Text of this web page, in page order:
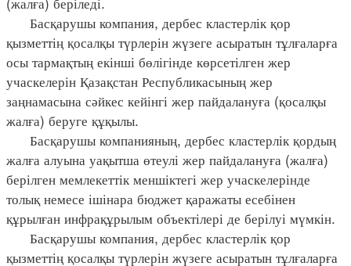
Басқарушы компания, дербес кластерлік қор
қызметтің қосалқы түрлерін жүзеге асыратын тұлғаларға
осы тармақтың екінші бөлігінде көрсетілген жер
учаскелерін Қазақстан Республикасының жер
заңнамасына сәйкес кейінгі жер пайдалануға (қосалқы
жалға) беруге құқылы.
Басқарушы компанияның, дербес кластерлік қордың
жалға алуына уақытша өтеулі жер пайдалануға (жалға)
берілген мемлекеттік меншіктегі жер учаскелерінде
толық немесе ішінара бюджет қаражаты есебінен
құрылған инфрақұрылым объектілері де берілуі мүмкін.
Басқарушы компания, дербес кластерлік қор
қызметтің қосалқы түрлерін жүзеге асыратын тұлғаларға